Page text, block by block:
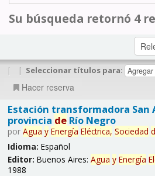
Su búsqueda retornó 4
| | Seleccionar títulos para:
Hacer reserva
Estación transformadora San
provincia deRío Negro
por Agua y Energía Eléctrica, Sociedad
Idioma: Español
Editor: Buenos Aires: Agua y Energía
1988